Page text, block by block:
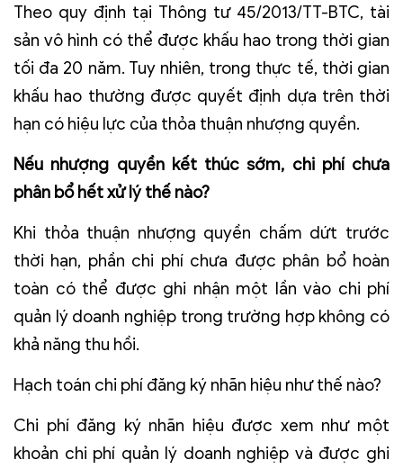
Theo quy định tại Thông tư 45/2013/TT-BTC, tài
sản vô hình có thể được khấu hao trong thời gian
tối đa 20 năm. Tuy nhiên, trong thực tế, thời gian
khấu hao thường được quyết định dựa trên thời
hạn có hiệu lực của thỏa thuận nhượng quyền.
Nếu nhượng quyền kết thúc sớm, chi phí chưa
phân bổ hết xử lý thế nào?
Khi thỏa thuận nhượng quyền chấm dứt trước
thời hạn, phần chi phí chưa được phân bổ hoàn
toàn có thể được ghi nhận một lần vào chi phí
quản lý doanh nghiệp trong trường hợp không có
khả năng thu hồi.
Hạch toán chi phí đăng ký nhãn hiệu như thế nào?
Chi phí đăng ký nhãn hiệu được xem như một
khoản chi phí quản lý doanh nghiệp và được ghi